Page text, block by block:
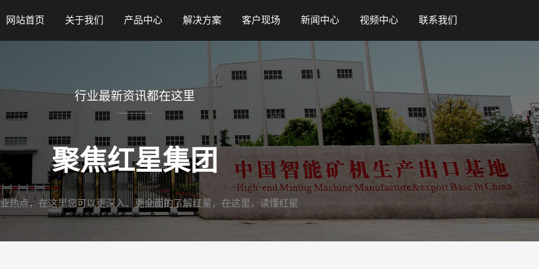
网站首页 关于我们 产品中心 解决方案 客户现场 新闻中心 视频中心 联系我们
行业最新资讯都在这里
聚焦红星集团
热点，在这里您可以更深入、更全面的了解红星，在这里，读懂红星